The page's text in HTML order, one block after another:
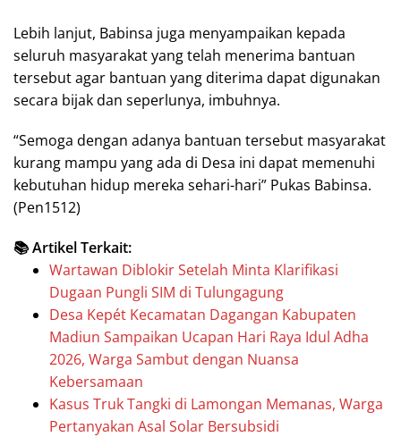
Lebih lanjut, Babinsa juga menyampaikan kepada
seluruh masyarakat yang telah menerima bantuan
tersebut agar bantuan yang diterima dapat digunakan
secara bijak dan seperlunya, imbuhnya.
“Semoga dengan adanya bantuan tersebut masyarakat
kurang mampu yang ada di Desa ini dapat memenuhi
kebutuhan hidup mereka sehari-hari” Pukas Babinsa.
(Pen1512)
📚 Artikel Terkait:
Wartawan Diblokir Setelah Minta Klarifikasi
Dugaan Pungli SIM di Tulungagung
Desa Kepét Kecamatan Dagangan Kabupaten
Madiun Sampaikan Ucapan Hari Raya Idul Adha
2026, Warga Sambut dengan Nuansa
Kebersamaan
Kasus Truk Tangki di Lamongan Memanas, Warga
Pertanyakan Asal Solar Bersubsidi